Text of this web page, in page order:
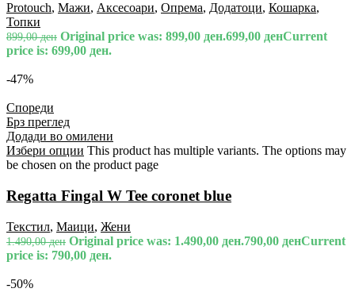
Protouch, Мажи, Аксесоари, Опрема, Додатоци, Кошарка,
Топки
899,00ден Original price was: 899,00 ден.699,00 денCurrent
price is: 699,00 ден.
-47%
Спореди
Брз преглед
Додади во омилени
Избери опции This product has multiple variants. The options may
be chosen on the product page
Regatta Fingal W Tee coronet blue
Текстил, Маици, Жени
1.490,00ден Original price was: 1.490,00 ден.790,00 денCurrent
price is: 790,00 ден.
-50%